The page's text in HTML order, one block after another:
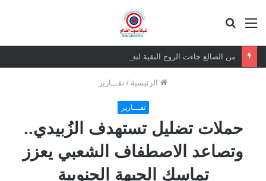
القائمة
الرئيسية / تقـــارير
تقـــارير
حملات تضليل تستهدف الزُبيدي..
وتصاعد الاصطفاف الشعبي يعزز
تماسك الجبهة الجنوبية